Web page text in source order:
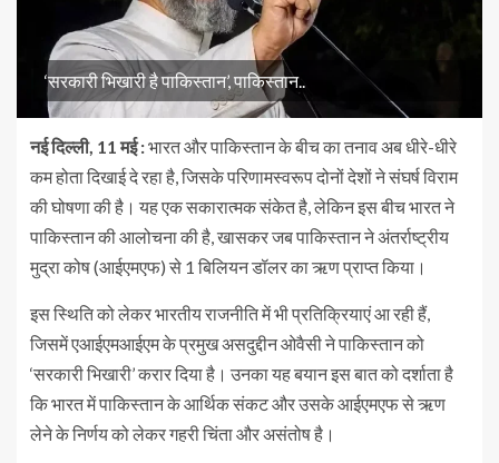
‘सरकारी भिखारी है पाकिस्तान’, पाकिस्तान..
नई दिल्ली, 11 मई :भारत और पाकिस्तान के बीच का तनाव अब धीरे-धीरे
कम होता दिखाई दे रहा है, जिसके परिणामस्वरूप दोनों देशों ने संघर्ष विराम
की घोषणा की है। यह एक सकारात्मक संकेत है, लेकिन इस बीच भारत ने
पाकिस्तान की आलोचना की है, खासकर जब पाकिस्तान ने अंतर्राष्ट्रीय
मुद्रा कोष (आईएमएफ) से 1 बिलियन डॉलर का ऋण प्राप्त किया।
इस स्थिति को लेकर भारतीय राजनीति में भी प्रतिक्रियाएं आ रही हैं,
जिसमें एआईएमआईएम के प्रमुख असदुद्दीन ओवैसी ने पाकिस्तान को
‘सरकारी भिखारी’ करार दिया है। उनका यह बयान इस बात को दर्शाता है
कि भारत में पाकिस्तान के आर्थिक संकट और उसके आईएमएफ से ऋण
लेने के निर्णय को लेकर गहरी चिंता और असंतोष है।